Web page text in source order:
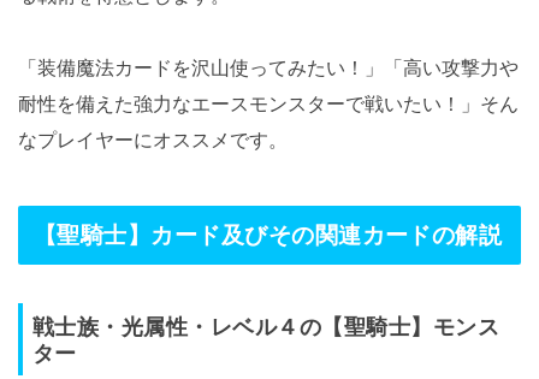
「装備魔法カードを沢山使ってみたい！」「高い攻撃力や
耐性を備えた強力なエースモンスターで戦いたい！」そん
なプレイヤーにオススメです。
【聖騎士】カード及びその関連カードの解説
戦士族・光属性・レベル４の【聖騎士】モンス
ター